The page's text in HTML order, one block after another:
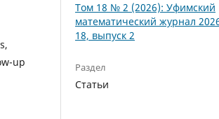
up
Том 18 № 2 (2026): Уфимский
математический журнал
18, выпуск 2
Раздел
Статьи